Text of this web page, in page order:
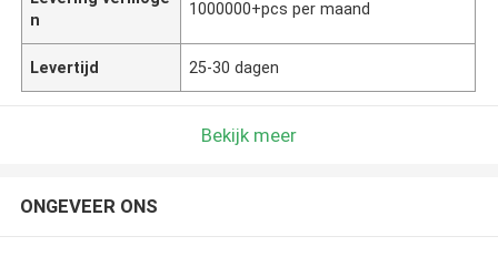
n
1000000+pcs per maand
Levertijd 25-30 dagen
Bekijk meer
ONGEVEER ONS